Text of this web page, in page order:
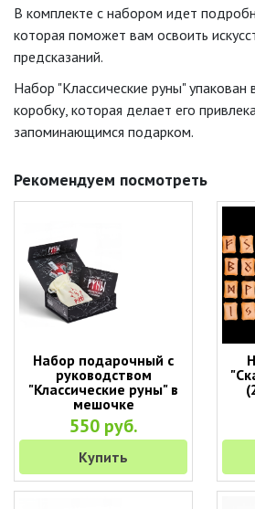
В комплекте с набором идет
которая поможет вам освоить
предсказаний.
Набор "Классические руны" упакован
коробку, которая делает его
запоминающимся подарком.
Рекомендуем посмотреть
Набор подарочный с
руководством
"Классические руны" в
мешочке
550 руб.
Купить